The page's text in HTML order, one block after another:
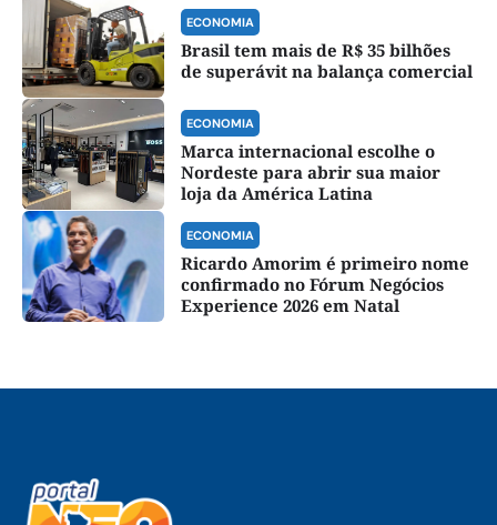
ECONOMIA
Brasil tem mais de R$ 35 bilhões
de superávit na balança comercial
ECONOMIA
Marca internacional escolhe o
Nordeste para abrir sua maior
loja da América Latina
ECONOMIA
Ricardo Amorim é primeiro nome
confirmado no Fórum Negócios
Experience 2026 em Natal